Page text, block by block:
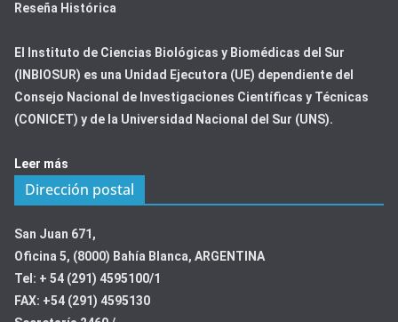
Reseña Histórica
El Instituto de Ciencias Biológicas y Biomédicas del Sur
(INBIOSUR) es una Unidad Ejecutora (UE) dependiente del
Consejo Nacional de Investigaciones Científicas y Técnicas
(CONICET) y de la Universidad Nacional del Sur (UNS).
Leer más
Dirección postal
San Juan 671,
Oficina 5, (8000) Bahía Blanca, ARGENTINA
Tel: + 54 (291) 4595100/1
FAX: +54 (291) 4595130